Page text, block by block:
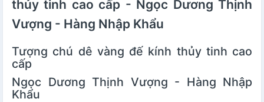
thủy tinh cao cấp - Ngọc Dương Thịnh
Vượng - Hàng Nhập Khẩu
Tượng chú dê vàng đế kính thủy tinh cao
cấp
Ngọc Dương Thịnh Vượng - Hàng Nhập
Khẩu